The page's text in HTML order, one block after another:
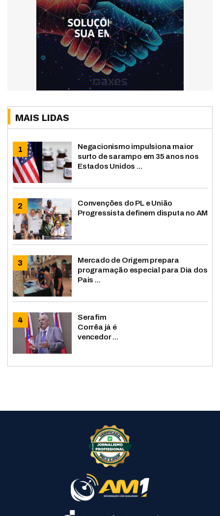
MAIS LIDAS
Negacionismo impulsiona maior
surto de sarampo em 35 anos nos
Estados Unidos ...
Convenções do PL e União
Progressista definem disputa no AM
Mercado de Origem prepara
programação especial para Dia dos
Pais ...
Serafim
Corrêa já é
vencedor ...